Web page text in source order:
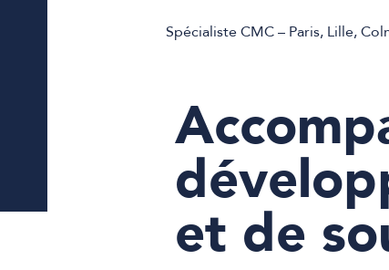
Spécialiste CMC – Paris, Lille,
et de